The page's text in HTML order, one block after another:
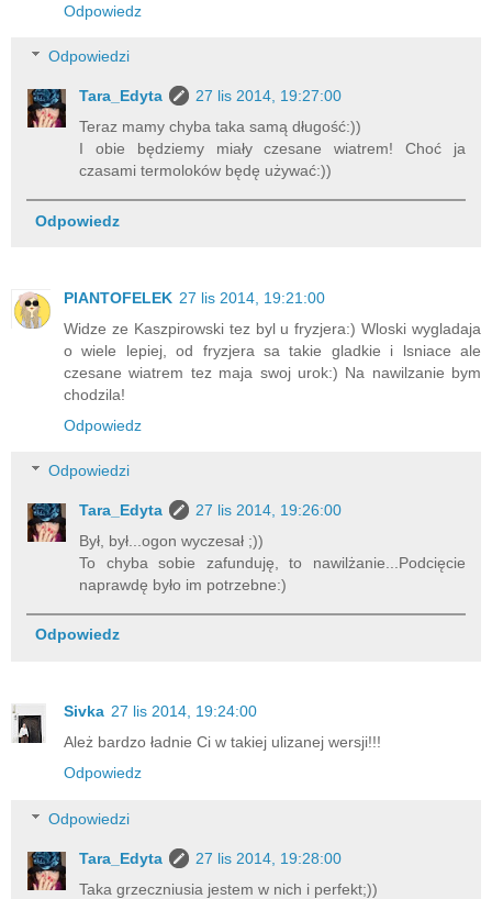
Odpowiedz
Odpowiedzi
Tara_Edyta
27 lis 2014, 19:27:00
Teraz mamy chyba taka samą długość:))
I obie będziemy miały czesane wiatrem! Choć ja
czasami termoloków będę używać:))
Odpowiedz
PlANTOFELEK 27 lis 2014, 19:21:00
Widze ze Kaszpirowski tez byl u fryzjera:) Wloski wygladaja
o wiele lepiej, od fryzjera sa takie gladkie i lsniace ale
czesane wiatrem tez maja swoj urok:) Na nawilzanie bym
chodzila!
Odpowiedz
Odpowiedzi
Tara_Edyta
27 lis 2014, 19:26:00
Był, był...ogon wyczesał ;))
To chyba sobie zafunduję, to nawilżanie...Podcięcie
naprawdę było im potrzebne:)
Odpowiedz
Sivka 27 lis 2014, 19:24:00
Ależ bardzo ładnie Ci w takiej ulizanej wersji!!!
Odpowiedz
Odpowiedzi
Tara_Edyta
27 lis 2014, 19:28:00
Taka grzeczniusia jestem w nich i perfekt;))